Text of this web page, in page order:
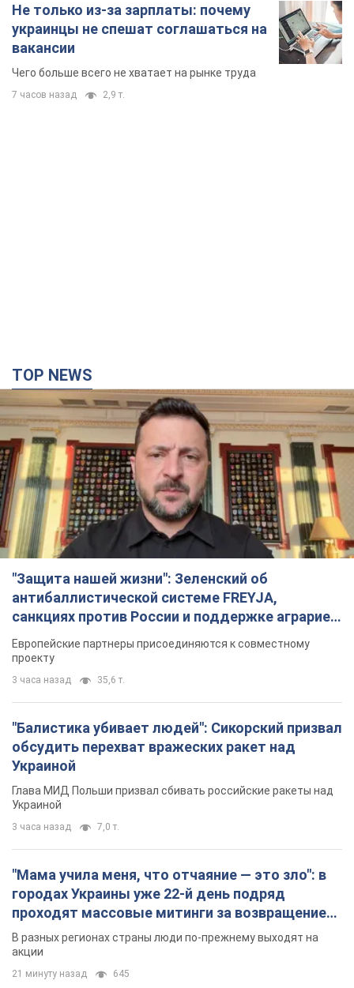
Не только из-за зарплаты: почему
украинцы не спешат соглашаться на
вакансии
Чего больше всего не хватает на рынке труда
7 часов назад 2,9 т.
TOP NEWS
"Защита нашей жизни": Зеленский об
антибаллистической системе FREYJA,
санкциях против России и поддержке аграриев.
Видео
Европейские партнеры присоединяются к совместному
проекту
3 часа назад 35,6 т.
"Балистика убивает людей": Сикорский призвал
обсудить перехват вражеских ракет над
Украиной
Глава МИД Польши призвал сбивать российские ракеты над
Украиной
3 часа назад 7,0 т.
"Мама учила меня, что отчаяние — это зло": в
городах Украины уже 22-й день подряд
проходят массовые митинги за возвращение
Федорова. Фото и видео
В разных регионах страны люди по-прежнему выходят на
акции
21 минуту назад 645